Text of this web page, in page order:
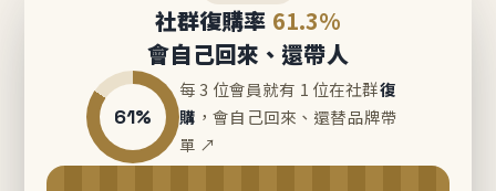
社群復購率 61.3%
會自己回來、還帶人
61%
每 3 位會員就有 1 位在社群復
購 ，會自己回來、還替品牌帶
單 ↗